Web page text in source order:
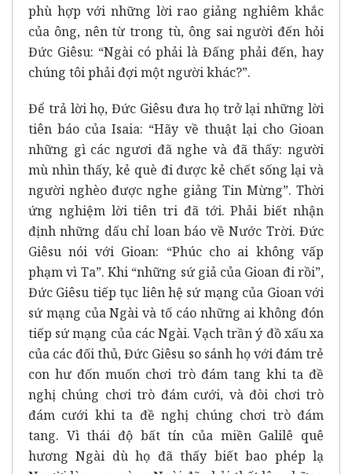
phù hợp với những lời rao giảng nghiêm khắc
của ông, nên từ trong tù, ông sai người đến hỏi
Đức Giêsu: “Ngài có phải là Đấng phải đến, hay
chúng tôi phải đợi một người khác?”.
Để trả lời họ, Đức Giêsu đưa họ trở lại những lời
tiên báo của Isaia: “Hãy về thuật lại cho Gioan
những gì các ngươi đã nghe và đã thấy: người
mù nhìn thấy, kẻ què đi được kẻ chết sống lại và
người nghèo được nghe giảng Tin Mừng”. Thời
ứng nghiệm lời tiên tri đã tới. Phải biết nhận
định những dấu chỉ loan báo về Nước Trời. Đức
Giêsu nói với Gioan: “Phúc cho ai không vấp
phạm vì Ta”. Khi “những sứ giả của Gioan đi rồi”,
Đức Giêsu tiếp tục liên hệ sứ mạng của Gioan với
sứ mạng của Ngài và tố cáo những ai không đón
tiếp sứ mạng của các Ngài. Vạch trần ý đồ xấu xa
của các đối thủ, Đức Giêsu so sánh họ với đám trẻ
con hư đốn muốn chơi trò đám tang khi ta đề
nghị chúng chơi trò đám cưới, và đòi chơi trò
đám cưới khi ta đề nghị chúng chơi trò đám
tang. Vì thái độ bất tín của miền Galilê quê
hương Ngài dù họ đã thấy biết bao phép lạ